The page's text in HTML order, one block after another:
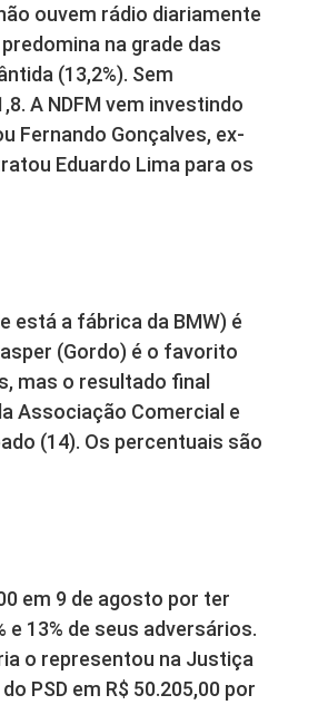
ouvem rádio diariamente
na grade das
(13,2%). Sem
A NDFM vem investindo
Fernando Gonçalves, ex-
Eduardo Lima para os
está a fábrica da BMW) é
(Gordo) é o favorito
mas o resultado final
Associação Comercial e
(14). Os percentuais são
em 9 de agosto por ter
13% de seus adversários.
o representou na Justiça
PSD em R$ 50.205,00 por